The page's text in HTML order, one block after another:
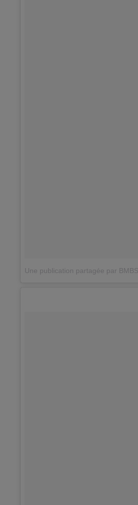
Une publication partagée par